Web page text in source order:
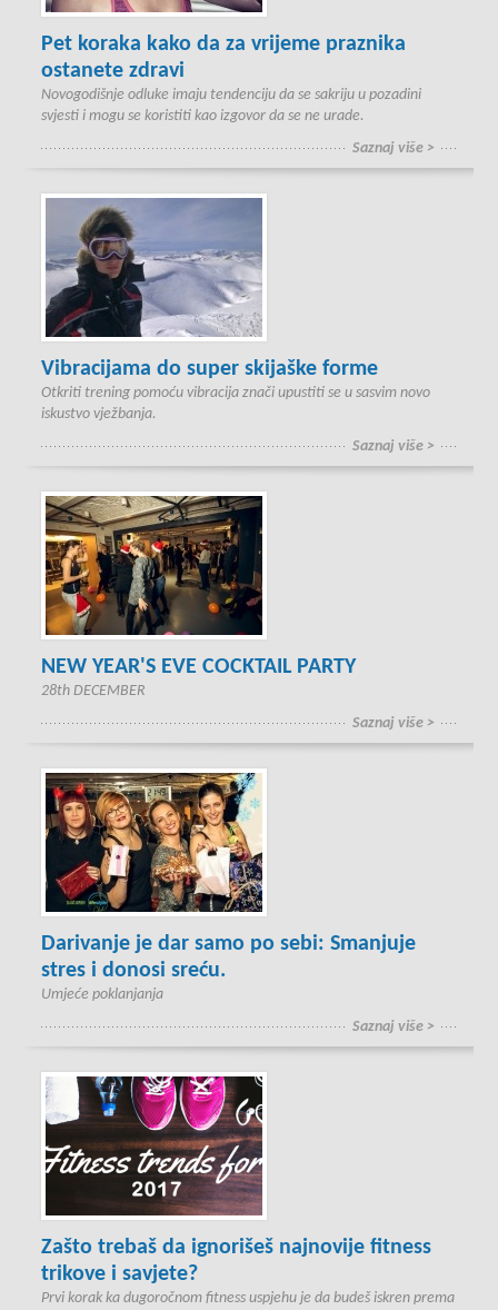
Pet koraka kako da za vrijeme praznika
ostanete zdravi
Novogodišnje odluke imaju tendenciju da se sakriju u pozadini
svjesti i mogu se koristiti kao izgovor da se ne urade.
Saznaj više >
Vibracijama do super skijaške forme
Otkriti trening pomoću vibracija znači upustiti se u sasvim novo
iskustvo vježbanja.
Saznaj više >
NEW YEAR'S EVE COCKTAIL PARTY
28th DECEMBER
Saznaj više >
Darivanje je dar samo po sebi: Smanjuje
stres i donosi sreću.
Umjeće poklanjanja
Saznaj više >
Zašto trebaš da ignorišeš najnovije fitness
trikove i savjete?
Prvi korak ka dugoročnom fitness uspjehu je da budeš iskren prema